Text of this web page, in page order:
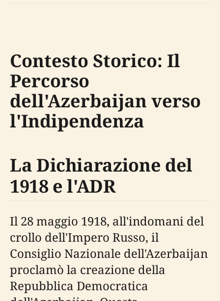
Contesto Storico: Il
Percorso
dell'Azerbaijan verso
l'Indipendenza
La Dichiarazione del
1918 e l'ADR
Il 28 maggio 1918, all'indomani del
crollo dell'Impero Russo, il
Consiglio Nazionale dell'Azerbaijan
proclamò la creazione della
Repubblica Democratica